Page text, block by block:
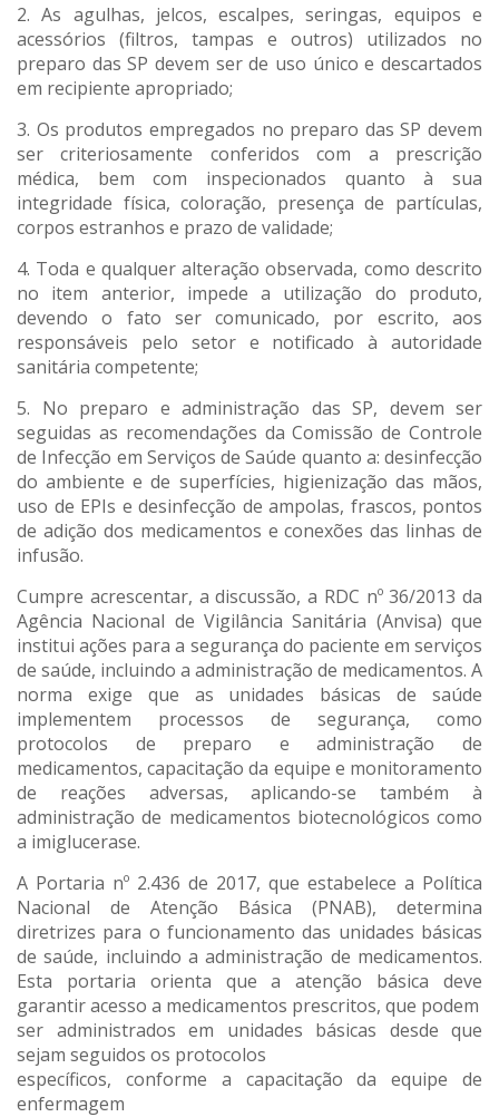
2. As agulhas, jelcos, escalpes, seringas, equipos e
acessórios (filtros, tampas e outros) utilizados no
preparo das SP devem ser de uso único e descartados
em recipiente apropriado;
3. Os produtos empregados no preparo das SP devem
ser criteriosamente conferidos com a prescrição
médica, bem com inspecionados quanto à sua
integridade física, coloração, presença de partículas,
corpos estranhos e prazo de validade;
4. Toda e qualquer alteração observada, como descrito
no item anterior, impede a utilização do produto,
devendo o fato ser comunicado, por escrito, aos
responsáveis pelo setor e notificado à autoridade
sanitária competente;
5. No preparo e administração das SP, devem ser
seguidas as recomendações da Comissão de Controle
de Infecção em Serviços de Saúde quanto a: desinfecção
do ambiente e de superfícies, higienização das mãos,
uso de EPIs e desinfecção de ampolas, frascos, pontos
de adição dos medicamentos e conexões das linhas de
infusão.
Cumpre acrescentar, a discussão, a RDC nº 36/2013 da
Agência Nacional de Vigilância Sanitária (Anvisa) que
institui ações para a segurança do paciente em serviços
de saúde, incluindo a administração de medicamentos. A
norma exige que as unidades básicas de saúde
implementem processos de segurança, como
protocolos de preparo e administração de
medicamentos, capacitação da equipe e monitoramento
de reações adversas, aplicando-se também à
administração de medicamentos biotecnológicos como
a imiglucerase.
A Portaria nº 2.436 de 2017, que estabelece a Política
Nacional de Atenção Básica (PNAB), determina
diretrizes para o funcionamento das unidades básicas
de saúde, incluindo a administração de medicamentos.
Esta portaria orienta que a atenção básica deve
garantir acesso a medicamentos prescritos, que podem
ser administrados em unidades básicas desde que
sejam seguidos os protocolos
específicos, conforme a capacitação da equipe de
enfermagem